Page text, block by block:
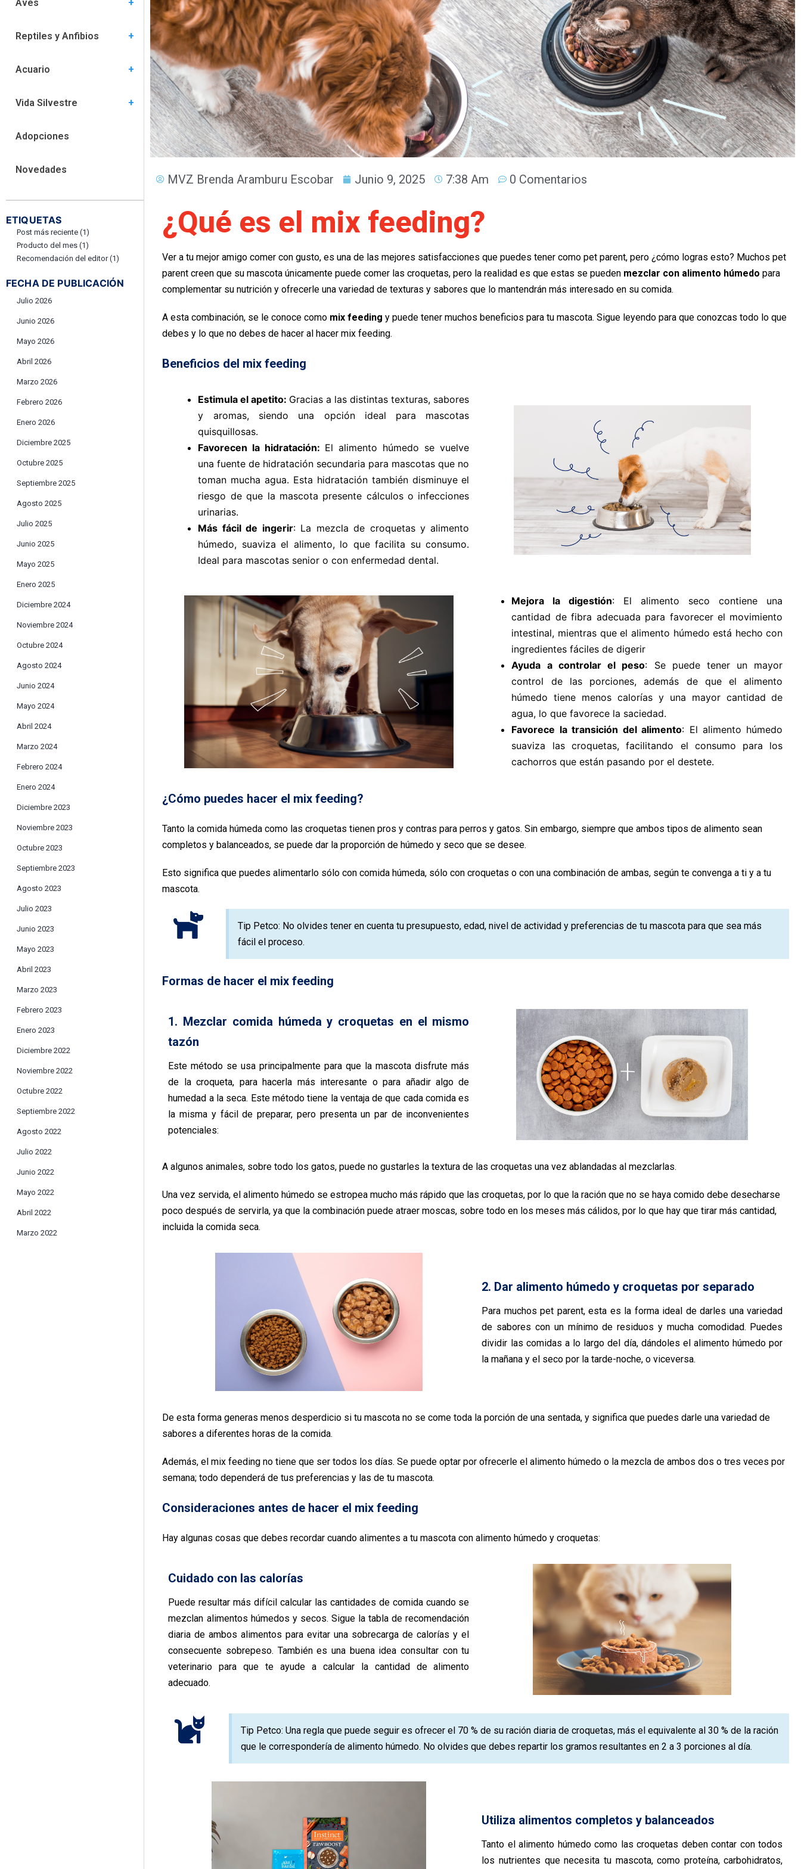
Aves
Reptiles y Anfibios
Acuario
Vida Silvestre
Adopciones
Novedades
ETIQUETAS
Post más reciente (1)
Producto del mes (1)
Recomendación del editor(1)
FECHA DE PUBLICACIÓN
Julio 2026
Junio 2026
Mayo 2026
Abril 2026
Marzo 2026
Febrero 2026
Enero 2026
Diciembre 2025
Octubre 2025
Septiembre 2025
Agosto 2025
Julio 2025
Junio 2025
Mayo 2025
Enero 2025
Diciembre 2024
Noviembre 2024
Octubre 2024
Agosto 2024
Junio 2024
Mayo 2024
Abril 2024
Marzo 2024
Febrero 2024
Enero 2024
Diciembre 2023
Noviembre 2023
Octubre 2023
Septiembre 2023
Agosto 2023
Julio 2023
Junio 2023
Mayo 2023
Abril 2023
Marzo 2023
Febrero 2023
Enero 2023
Diciembre 2022
Noviembre 2022
Octubre 2022
Septiembre 2022
Agosto 2022
Julio 2022
Junio 2022
Mayo 2022
Abril 2022
Marzo 2022
MVZ Brenda Aramburu Escobar Junio 9, 2025 7:38 Am 0 Comentarios
¿Qué es el mix feeding?
Ver a tu mejor amigo comer con gusto, es una de las mejores satisfacciones que puedes tener como pet parent, pero ¿cómo logras esto? Muchos pet
parent creen que su mascota únicamente puede comer las croquetas, pero la realidad es que estas se pueden mezclar con alimento húmedo para
complementar su nutrición y ofrecerle una variedad de texturas y sabores que lo mantendrán más interesado en su comida.
A esta combinación, se le conoce como mix feeding y puede tener muchos beneficios para tu mascota. Sigue leyendo para que conozcas todo lo que
debes y lo que no debes de hacer al hacer mix feeding.
Beneficios del mix feeding
Estimula el apetito: Gracias a las distintas texturas, sabores
y aromas, siendo una opción ideal para mascotas
quisquillosas.
Favorecen la hidratación: El alimento húmedo se vuelve
una fuente de hidratación secundaria para mascotas que no
toman mucha agua. Esta hidratación también disminuye el
riesgo de que la mascota presente cálculos o infecciones
urinarias.
Más fácil de ingerir: La mezcla de croquetas y alimento
húmedo, suaviza el alimento, lo que facilita su consumo.
Ideal para mascotas senior o con enfermedad dental.
Mejora la digestión: El alimento seco contiene una
cantidad de fibra adecuada para favorecer el movimiento
intestinal, mientras que el alimento húmedo está hecho con
ingredientes fáciles de digerir
Ayuda a controlar el peso: Se puede tener un mayor
control de las porciones, además de que el alimento
húmedo tiene menos calorías y una mayor cantidad de
agua, lo que favorece la saciedad.
Favorece la transición del alimento: El alimento húmedo
suaviza las croquetas, facilitando el consumo para los
cachorros que están pasando por el destete.
¿Cómo puedes hacer el mix feeding?
Tanto la comida húmeda como las croquetas tienen pros y contras para perros y gatos. Sin embargo, siempre que ambos tipos de alimento sean
completos y balanceados, se puede dar la proporción de húmedo y seco que se desee.
Esto significa que puedes alimentarlo sólo con comida húmeda, sólo con croquetas o con una combinación de ambas, según te convenga a ti y a tu
mascota.
Tip Petco: No olvides tener en cuenta tu presupuesto, edad, nivel de actividad y preferencias de tu mascota para que sea más
fácil el proceso.
Formas de hacer el mix feeding
1. Mezclar comida húmeda y croquetas en el mismo
tazón
Este método se usa principalmente para que la mascota disfrute más
de la croqueta, para hacerla más interesante o para añadir algo de
humedad a la seca. Este método tiene la ventaja de que cada comida es
la misma y fácil de preparar, pero presenta un par de inconvenientes
potenciales:
A algunos animales, sobre todo los gatos, puede no gustarles la textura de las croquetas una vez ablandadas al mezclarlas.
Una vez servida, el alimento húmedo se estropea mucho más rápido que las croquetas, por lo que la ración que no se haya comido debe desecharse
poco después de servirla, ya que la combinación puede atraer moscas, sobre todo en los meses más cálidos, por lo que hay que tirar más cantidad,
incluida la comida seca.
2. Dar alimento húmedo y croquetas por separado
Para muchos pet parent, esta es la forma ideal de darles una variedad
de sabores con un mínimo de residuos y mucha comodidad. Puedes
dividir las comidas a lo largo del día, dándoles el alimento húmedo por
la mañana y el seco por la tarde-noche, o viceversa.
De esta forma generas menos desperdicio si tu mascota no se come toda la porción de una sentada, y significa que puedes darle una variedad de
sabores a diferentes horas de la comida.
Además, el mix feeding no tiene que ser todos los días. Se puede optar por ofrecerle el alimento húmedo o la mezcla de ambos dos o tres veces por
semana; todo dependerá de tus preferencias y las de tu mascota.
Consideraciones antes de hacer el mix feeding
Hay algunas cosas que debes recordar cuando alimentes a tu mascota con alimento húmedo y croquetas:
Cuidado con las calorías
Puede resultar más difícil calcular las cantidades de comida cuando se
mezclan alimentos húmedos y secos. Sigue la tabla de recomendación
diaria de ambos alimentos para evitar una sobrecarga de calorías y el
consecuente sobrepeso. También es una buena idea consultar con tu
veterinario para que te ayude a calcular la cantidad de alimento
adecuado.
Tip Petco: Una regla que puede seguir es ofrecer el 70 % de su ración diaria de croquetas, más el equivalente al 30 % de la ración
que le correspondería de alimento húmedo. No olvides que debes repartir los gramos resultantes en 2 a 3 porciones al día.
Utiliza alimentos completos y balanceados
Tanto el alimento húmedo como las croquetas deben contar con todos
los nutrientes que necesita tu mascota, como proteína, carbohidratos,